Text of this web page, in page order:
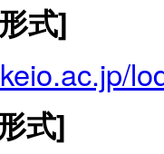
式]
式]